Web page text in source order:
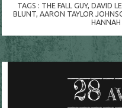
TAGS : THE FALL GUY,DAVID
BLUNT AARON TAYLOR
28